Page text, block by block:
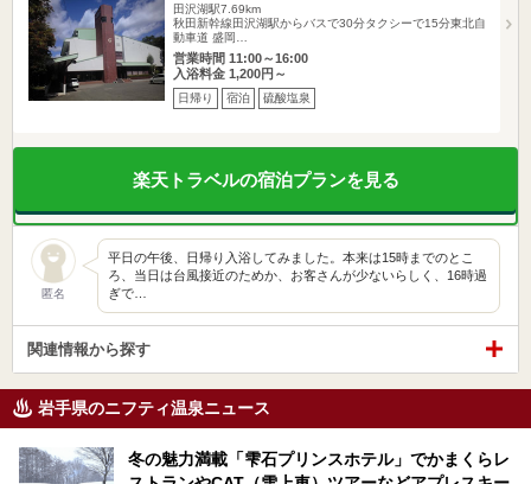
田沢湖駅7.69km
秋田新幹線田沢湖駅からバスで30分タクシーで15分東北自
動車道 盛岡…
営業時間 11:00～16:00
入浴料金 1,200円～
日帰り 宿泊 硫酸塩泉
楽天トラベルの宿泊プランを見る
匿名
平日の午後、日帰り入浴してみました。本来は15時までのとこ
ろ、当日は台風接近のためか、お客さんが少ないらしく、16時過
ぎで…
関連情報から探す
岩手県のニフティ温泉ニュース
冬の魅力満載「雫石プリンスホテル」でかまくらレ